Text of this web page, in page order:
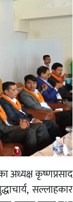
अध्यक्ष कृष्णप्रसाद
सल्लाहकार